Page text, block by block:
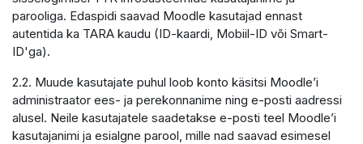
parooliga. Edaspidi saavad Moodle kasutajad ennast
autentida ka TARA kaudu (ID-kaardi, Mobiil-ID või Smart-
ID'ga).
2.2. Muude kasutajate puhul loob konto käsitsi Moodle’i
administraator ees- ja perekonnanime ning e-posti aadressi
alusel. Neile kasutajatele saadetakse e-posti teel Moodle’i
kasutajanimi ja esialgne parool, mille nad saavad esimesel